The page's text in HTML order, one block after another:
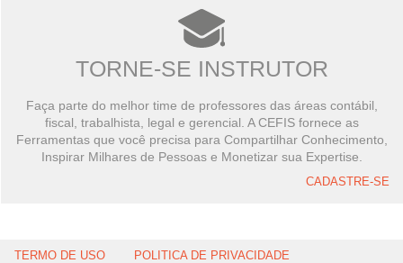
TORNE-SE INSTRUTOR
Faça parte do melhor time de professores das áreas contábil,
fiscal, trabalhista, legal e gerencial. A CEFIS fornece as
Ferramentas que você precisa para Compartilhar Conhecimento,
Inspirar Milhares de Pessoas e Monetizar sua Expertise.
CADASTRE-SE
TERMO DE USO POLITICA DE PRIVACIDADE